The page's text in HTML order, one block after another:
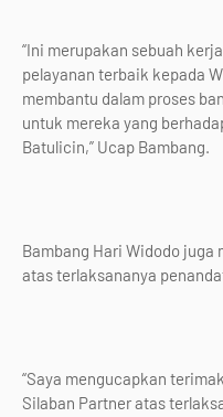
“Ini merupakan sebuah
pelayanan terbaik kepada
membantu dalam proses
untuk mereka yang
Batulicin,” Ucap Bambang.
Bambang Hari Widodo
atas terlaksananya
“Saya mengucapkan
Silaban Partner atas